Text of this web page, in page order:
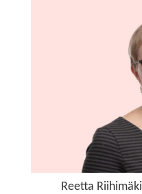
Reetta Riihimäki